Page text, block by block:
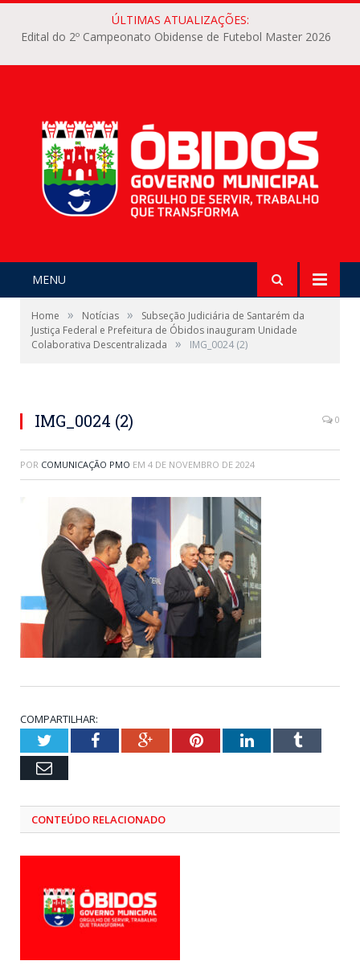
ÚLTIMAS ATUALIZAÇÕES:
Edital do 2º Campeonato Obidense de Futebol Master 2026
MENU
Home » Notícias »
Subseção Judiciária de Santarém da
Justiça Federal e Prefeitura de Óbidos inauguram Unidade
Colaborativa Descentralizada
» IMG_0024 (2)
IMG_0024 (2) 0
POR COMUNICAÇÃO PMO EM 4 DE NOVEMBRO DE 2024
COMPARTILHAR:
TwitterFacebookGoogle+PinterestLinkedInTumblr
Email
CONTEÚDO RELACIONADO